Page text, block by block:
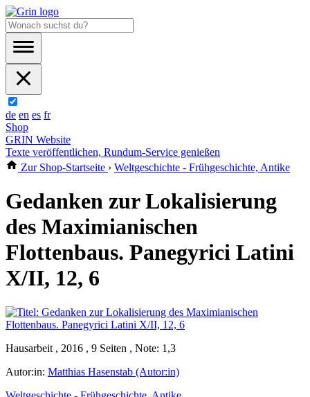
de en es fr
Shop
GRIN Website
Texte veröffentlichen, Rundum-Service genießen
Zur Shop-Startseite › Weltgeschichte - Frühgeschichte, Antike
Gedanken zur Lokalisierung
des Maximianischen
Flottenbaus. Panegyrici Latini
X/II, 12, 6
Hausarbeit , 2016 , 9 Seiten , Note: 1,3
Autor:in: Matthias Hasenstab (Autor:in)